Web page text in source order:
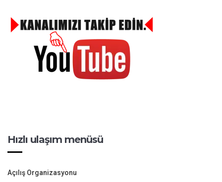
Hızlı ulaşım menüsü
Açılış Organizasyonu